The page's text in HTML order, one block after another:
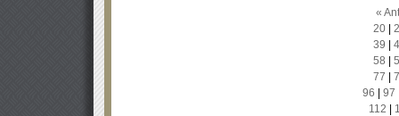
«
20|
39
58
77
96
97
112